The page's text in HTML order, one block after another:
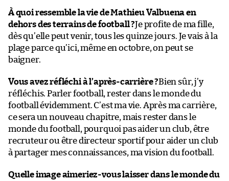
À quoi ressemble la vie de Mathieu Valbuena en
dehors des terrains de football ?Je profite de ma fille,
dès qu’elle peut venir, tous les quinze jours. Je vais à la
plage parce qu’ici, même en octobre, on peut se
baigner.
Vous avez réfléchi à l’après-carrière ?Bien sûr, j’y
réfléchis. Parler football, rester dans le monde du
football évidemment. C’est ma vie. Après ma carrière,
ce sera un nouveau chapitre, mais rester dans le
monde du football, pourquoi pas aider un club, être
recruteur ou être directeur sportif pour aider un club
à partager mes connaissances, ma vision du football.
Quelle image aimeriez-vous laisser dans le monde du